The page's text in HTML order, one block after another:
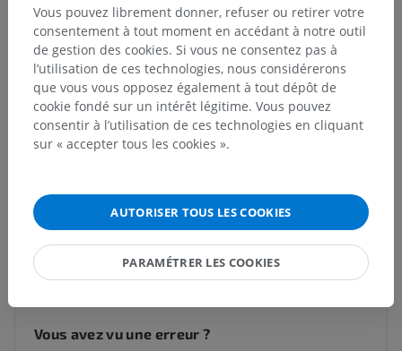
Anatomie systémique > Système cardiovasculaire>
Artères> Artères de l'encéphale> Artère basilaire>
Artères du pont> Rameaux médiaux
Structures sous-jacentes :Il n'y a aucune structure
sous-jacente
Traductions
Vous avez vu une erreur ?
Vous pouvez librement donner, refuser ou retirer votre
consentement à tout moment en accédant à notre outil
de gestion des cookies. Si vous ne consentez pas à
l’utilisation de ces technologies, nous considérerons
que vous vous opposez également à tout dépôt de
cookie fondé sur un intérêt légitime. Vous pouvez
consentir à l’utilisation de ces technologies en cliquant
sur « accepter tous les cookies ».
AUTORISER TOUS LES COOKIES
PARAMÉTRER LES COOKIES